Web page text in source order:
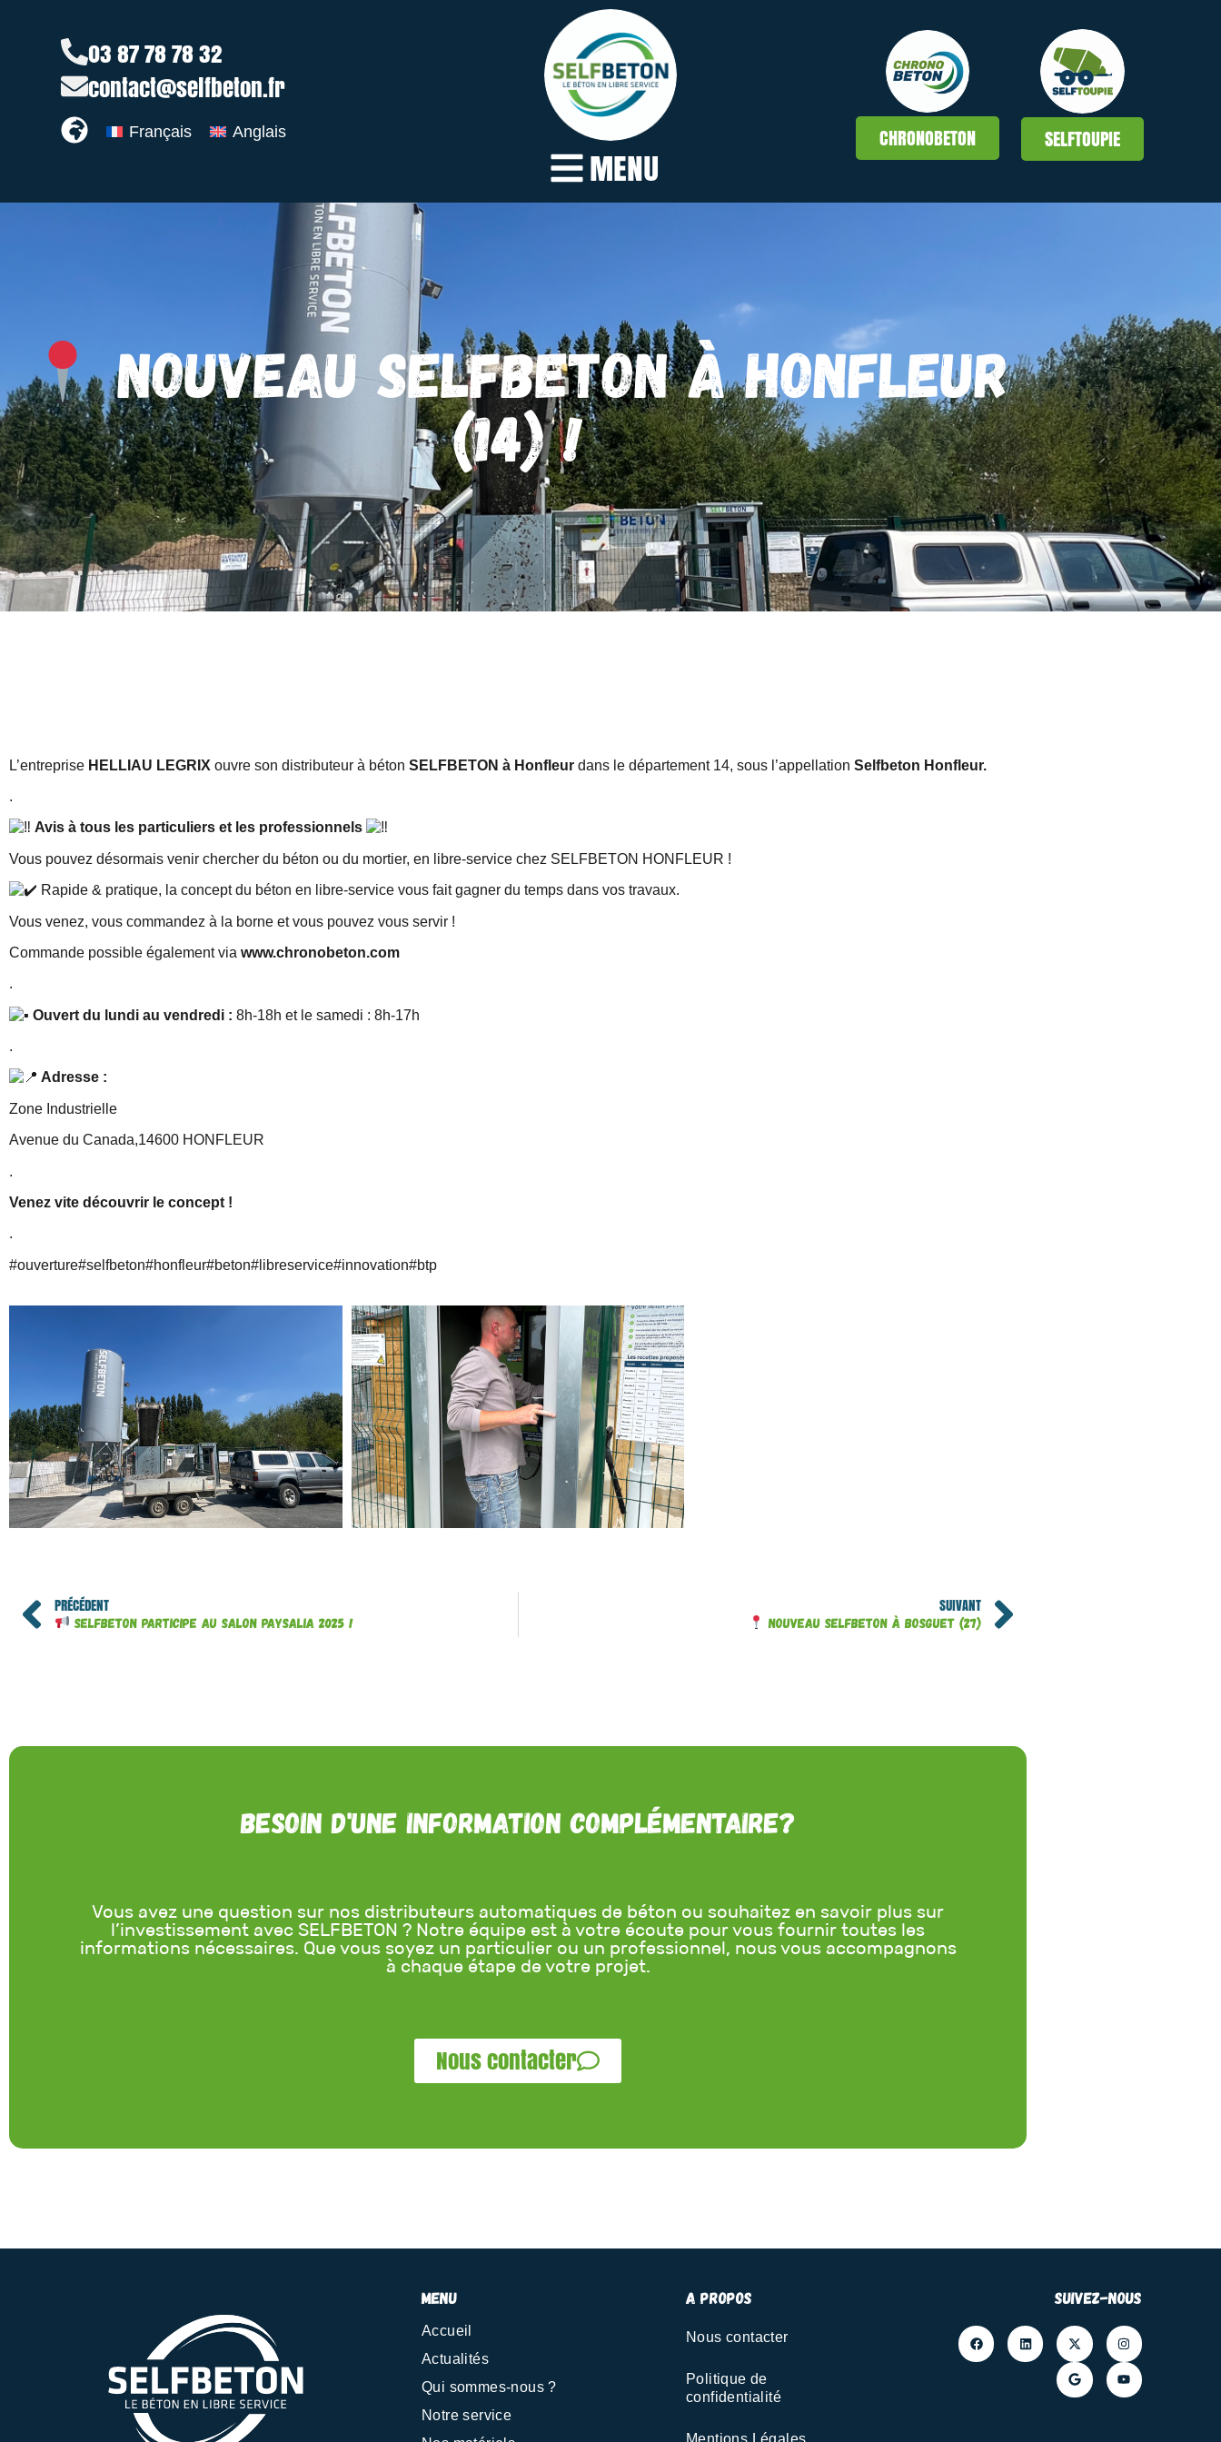
03 87 78 78 32
contact@selfbeton.fr
Français Anglais
MENU
CHRONOBETON SELFTOUPIE
Nouveau SELFBETON à HONFLEUR
(14) !
L’entreprise HELLIAU LEGRIX ouvre son distributeur à béton SELFBETON à Honfleur dans le département 14, sous l’appellation Selfbeton Honfleur.
.
Avis à tous les particuliers et les professionnels
Vous pouvez désormais venir chercher du béton ou du mortier, en libre-service chez SELFBETON HONFLEUR !
Rapide & pratique, la concept du béton en libre-service vous fait gagner du temps dans vos travaux.
Vous venez, vous commandez à la borne et vous pouvez vous servir !
Commande possible également via www.chronobeton.com
.
Ouvert du lundi au vendredi : 8h-18h et le samedi : 8h-17h
.
Adresse :
Zone Industrielle
Avenue du Canada,14600 HONFLEUR
.
Venez vite découvrir le concept !
.
#ouverture#selfbeton#honfleur#beton#libreservice#innovation#btp
PRÉCÉDENT
SELFBETON participe au salon PAYSALIA 2025 !
SUIVANT
Nouveau SELFBETON à Bosguet (27)
Besoin d'une information complémentaire?
Vous avez une question sur nos distributeurs automatiques de béton ou souhaitez en savoir plus sur
l’investissement avec SELFBETON ? Notre équipe est à votre écoute pour vous fournir toutes les
informations nécessaires. Que vous soyez un particulier ou un professionnel, nous vous accompagnons
à chaque étape de votre projet.
Nous contacter
menu
Accueil
Actualités
Qui sommes-nous ?
Notre service
A propos
Nous contacter
Politique de
confidentialité
Suivez-nous